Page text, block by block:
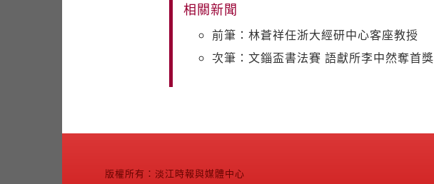
相關新聞
前筆：林蒼祥任浙大經研中心客座教授
次筆：文錙盃書法賽 語獻所李中然奪首獎
版權所有：淡江時報與媒體中心